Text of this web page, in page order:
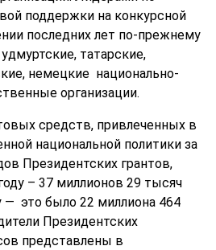
поддержки на конкурсной
последних лет по-прежнему
татарские,
немецкие национально-
организации.
средств, привлеченных в
национальной политики за
Президентских грантов,
– 37 миллионов 29 тысяч
— это было 22 миллиона 464
Президентских
представлены в